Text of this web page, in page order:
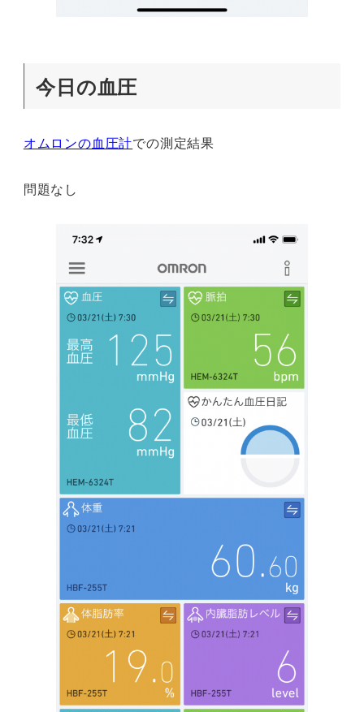
今日の血圧
オムロンの血圧計での測定結果
問題なし